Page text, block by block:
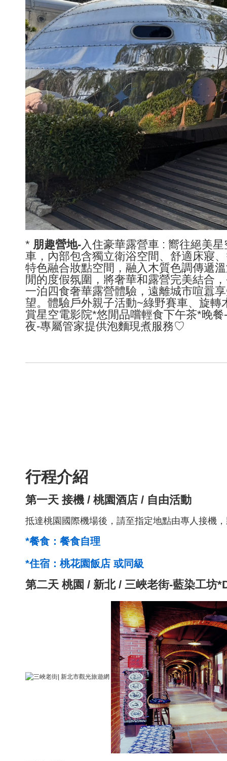
* 朋趣營地-入住豪華露營車 : 嚮往絕美
車，內部包含獨立衛浴空間、舒適床寢
特色融合妝點空間，融入木質色調傳遞
閒的度假氛圍，將奢華和露營完美結合
一泊四食奢華露營體驗，遠離城市喧囂
望。體驗戶外親子活動~綠野賽車、旋
賞星空電影院*悠閒品嚐輕食下午茶*晚
夜-專屬管家提供泡麵現煮服務♡
行程介紹
第一天 接機 / 桃園酒店 / 自由活動
抵達桃園國際機場後，請至指定地點由專人接機
*餐食：餐食自理
*住宿：桃花園飯店 或同級
第二天 桃園 / 新北 / 三峽老街-藍染工坊